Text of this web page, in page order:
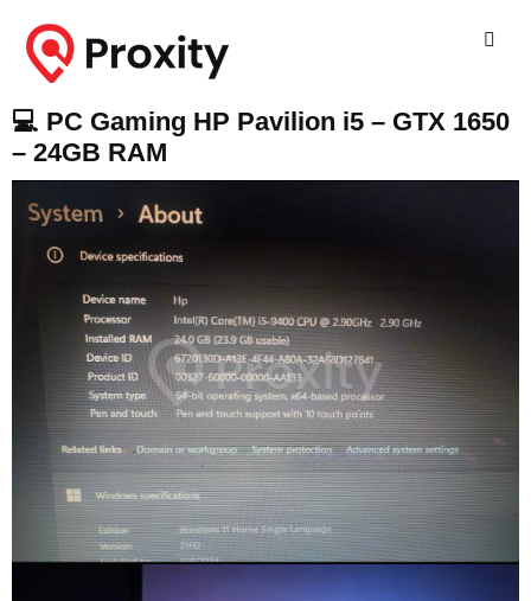
💻 PC Gaming HP Pavilion i5 – GTX 1650
– 24GB RAM